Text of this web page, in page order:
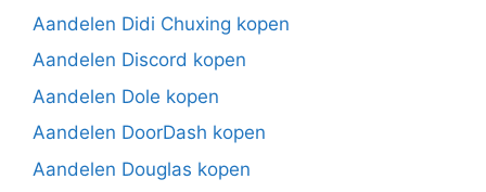
Aandelen Didi Chuxing kopen
Aandelen Discord kopen
Aandelen Dole kopen
Aandelen DoorDash kopen
Aandelen Douglas kopen